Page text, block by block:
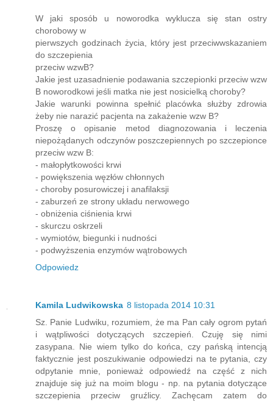
W jaki sposób u noworodka wyklucza się stan ostry
chorobowy w
pierwszych godzinach życia, który jest przeciwwskazaniem
do szczepienia
przeciw wzwB?
Jakie jest uzasadnienie podawania szczepionki przeciw wzw
B noworodkowi jeśli matka nie jest nosicielką choroby?
Jakie warunki powinna spełnić placówka służby zdrowia
żeby nie narazić pacjenta na zakażenie wzw B?
Proszę o opisanie metod diagnozowania i leczenia
niepożądanych odczynów poszczepiennych po szczepionce
przeciw wzw B:
- małopłytkowości krwi
- powiększenia węzłów chłonnych
- choroby posurowiczej i anafilaksji
- zaburzeń ze strony układu nerwowego
- obniżenia ciśnienia krwi
- skurczu oskrzeli
- wymiotów, biegunki i nudności
- podwyższenia enzymów wątrobowych
Odpowiedz
Kamila Ludwikowska 8 listopada 2014 10:31
Sz. Panie Ludwiku, rozumiem, że ma Pan cały ogrom pytań
i wątpliwości dotyczących szczepień. Czuję się nimi
zasypana. Nie wiem tylko do końca, czy pańską intencją
faktycznie jest poszukiwanie odpowiedzi na te pytania, czy
odpytanie mnie, ponieważ odpowiedź na część z nich
znajduje się już na moim blogu - np. na pytania dotyczące
szczepienia przeciw gruźlicy. Zachęcam zatem do